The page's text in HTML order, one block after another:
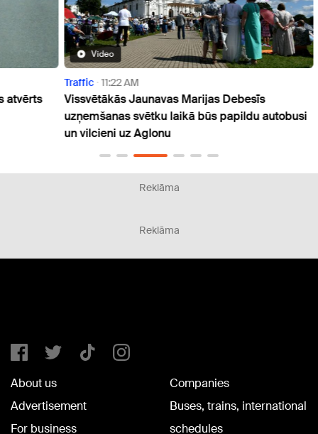
Video
Traffic 11:22 AM
Vissvētākās Jaunavas Marijas Debesīs
uzņemšanas svētku laikā būs papildu autobusi
un vilcieni uz Aglonu
ielas
Reklāma
Reklāma
About us
Advertisement
For business
Companies
Buses, trains, international
schedules